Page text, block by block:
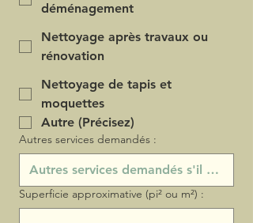
déménagement
Nettoyage après travaux ou
rénovation
Nettoyage de tapis et
moquettes
Autre (Précisez)
Autres services demandés :
Superficie approximative (pi² ou m²) :